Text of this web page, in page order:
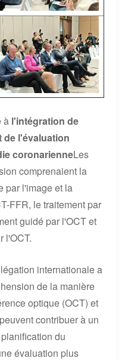
à l'intégration de
de l'évaluation
coronarienneLes
comprenaient la
par l'image et la
FFR, le traitement par
guidé par l'OCT et
l'OCT.
internationale a
de la manière
optique (OCT) et
contribuer à un
du
évaluation plus